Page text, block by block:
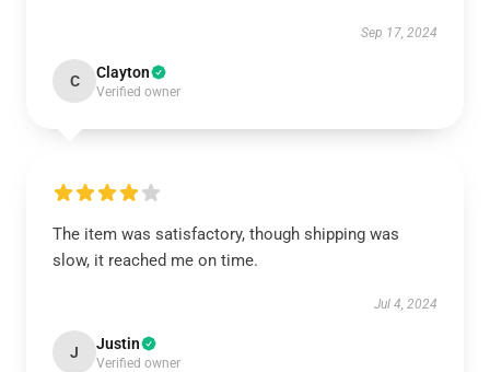
Sep 17, 2024
C Clayton
Verified owner
The item was satisfactory, though shipping was
slow, it reached me on time.
Jul 4, 2024
J Justin
Verified owner